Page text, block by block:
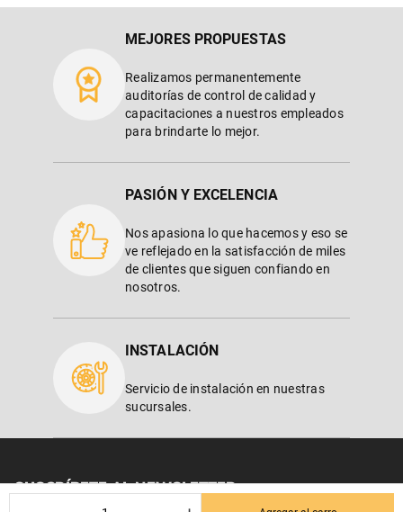
MEJORES PROPUESTAS
Realizamos permanentemente
auditorías de control de calidad y
capacitaciones a nuestros empleados
para brindarte lo mejor.
PASIÓN Y EXCELENCIA
Nos apasiona lo que hacemos y eso se
ve reflejado en la satisfacción de miles
de clientes que siguen confiando en
nosotros.
INSTALACIÓN
Servicio de instalación en nuestras
sucursales.
SUSCRÍBETE AL NEWSLETTER